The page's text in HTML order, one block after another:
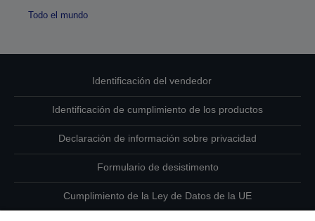
Todo el mundo
Identificación del vendedor
Identificación de cumplimiento de los productos
Declaración de información sobre privacidad
Formulario de desistimento
Cumplimiento de la Ley de Datos de la UE